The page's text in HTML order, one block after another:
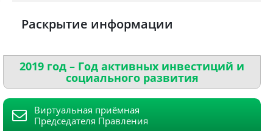
Раскрытие информации
2019 год – Год активных инвестиций и
социального развития
Виртуальная приёмная
Председателя Правления